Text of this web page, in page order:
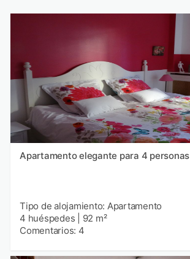
Apartamento elegante para 4 personas
Tipo de alojamiento: Apartamento
4 huéspedes
92 m²
Comentarios: 4